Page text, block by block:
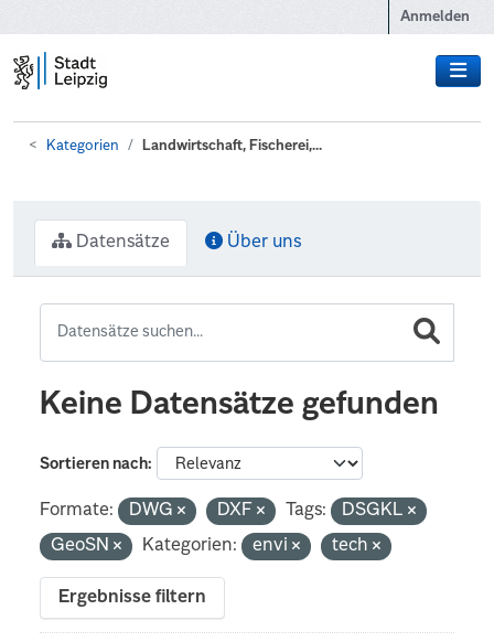
Anmelden
Kategorien Landwirtschaft, Fischerei,...
Datensätze Über uns
Keine Datensätze gefunden
Sortieren nach
Formate: DWG DXF Tags:
DSGKL
GeoSN
Kategorien: envi tech
Ergebnisse filtern